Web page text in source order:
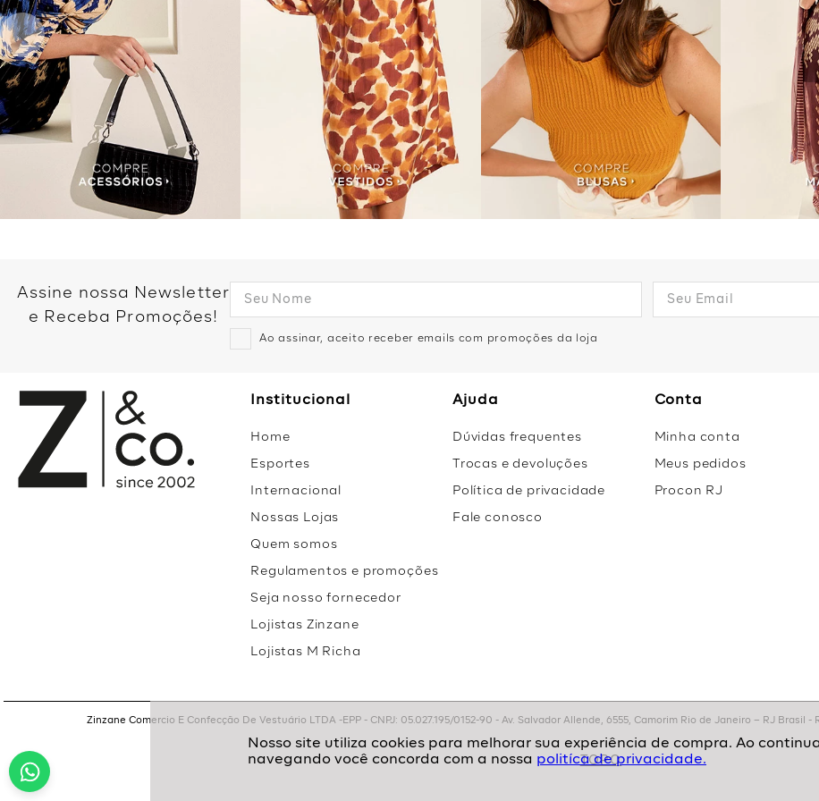
politíca de privacidade.
Assine nossa Newsletter
e Receba Promoções!
Ao assinar, aceito receber emails com promoções da loja
Institucional
Home
Esportes
Internacional
Nossas Lojas
Quem somos
Regulamentos e promoções
Seja nosso fornecedor
Lojistas Zinzane
Lojistas M Richa
Ajuda
Dúvidas frequentes
Trocas e devoluções
Política de privacidade
Fale conosco
Conta
Minha conta
Meus pedidos
Procon RJ
Zinzane Comercio E Confecção De Vestuário LTDA -EPP - CNPJ: 05.027.195/0152-90 - Av. Salvador Allende, 6555, Camorim Rio de Janeiro – RJ Brasil
TOPO